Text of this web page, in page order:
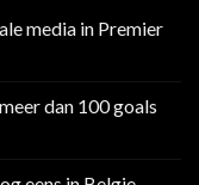
media in Premier
dan 100 goals